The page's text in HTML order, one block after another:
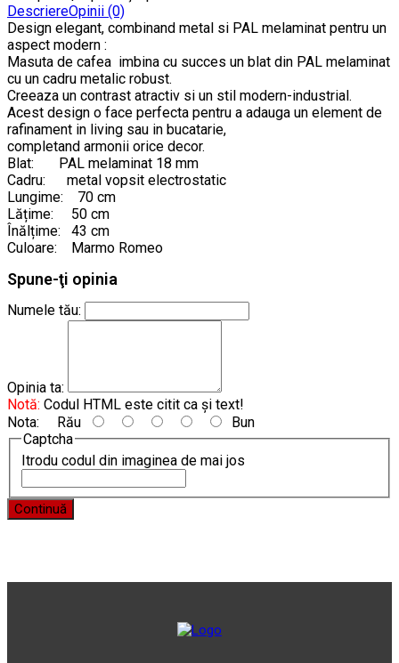
DescriereOpinii (0)
Design elegant, combinand metal si PAL melaminat pentru un
aspect modern :
Masuta de cafea imbina cu succes un blat din PAL melaminat
cu un cadru metalic robust.
Creeaza un contrast atractiv si un stil modern-industrial.
Acest design o face perfecta pentru a adauga un element de
rafinament in living sau in bucatarie,
completand armonii orice decor.
Blat: PAL melaminat 18 mm
Cadru: metal vopsit electrostatic
Lungime: 70 cm
Lățime: 50 cm
Înălțime: 43 cm
Culoare: Marmo Romeo
Spune-ţi opinia
Numele tău:
Opinia ta:
Notă: Codul HTML este citit ca şi text!
Nota: Rău
Bun
Captcha
Itrodu codul din imaginea de mai jos
Continuă